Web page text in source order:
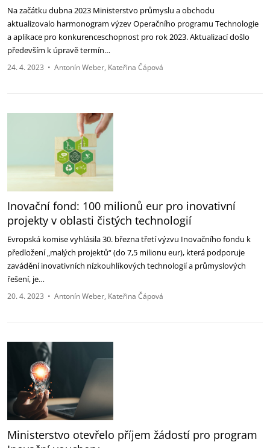
Na začátku dubna 2023 Ministerstvo průmyslu a obchodu
aktualizovalo harmonogram výzev Operačního programu Technologie
a aplikace pro konkurenceschopnost pro rok 2023. Aktualizací došlo
především k úpravě termín…
24. 4. 2023 • Antonín Weber Kateřina Čápová
Inovační fond: 100 milionů eur pro inovativní
projekty v oblasti čistých technologií
Evropská komise vyhlásila 30. března třetí výzvu Inovačního fondu k
předložení „malých projektů“ (do 7,5 milionu eur), která podporuje
zavádění inovativních nízkouhlíkových technologií a průmyslových
řešení, je…
20. 4. 2023 • Antonín Weber Kateřina Čápová
Ministerstvo otevřelo příjem žádostí pro program